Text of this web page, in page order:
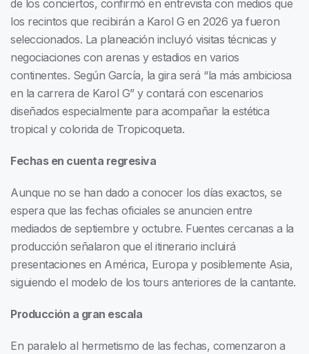
de los conciertos, confirmó en entrevista con medios que
los recintos que recibirán a Karol G en 2026 ya fueron
seleccionados. La planeación incluyó visitas técnicas y
negociaciones con arenas y estadios en varios
continentes. Según García, la gira será “la más ambiciosa
en la carrera de Karol G” y contará con escenarios
diseñados especialmente para acompañar la estética
tropical y colorida de Tropicoqueta.
Fechas en cuenta regresiva
Aunque no se han dado a conocer los días exactos, se
espera que las fechas oficiales se anuncien entre
mediados de septiembre y octubre. Fuentes cercanas a la
producción señalaron que el itinerario incluirá
presentaciones en América, Europa y posiblemente Asia,
siguiendo el modelo de los tours anteriores de la cantante.
Producción a gran escala
En paralelo al hermetismo de las fechas, comenzaron a